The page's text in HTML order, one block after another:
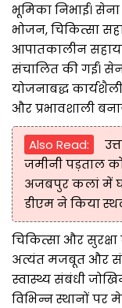
भूमिका निभाई। सेना
भोजन, चिकित्सा
आपातकालीन
संचालित की गईं।
योजनाबद्ध
और प्रभावशाली
Also Read:
जमीनी पड़ताल को
अजबपुर कलां में
डीएम ने किया
चिकित्सा और
अत्यंत मजबूत और
स्वास्थ्य संबंधी
विभिन्न स्थानों पर